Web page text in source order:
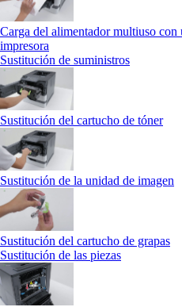
Carga del alimentador multiuso
impresora
Sustitución de suministros
Sustitución del cartucho de tóner
Sustitución de la unidad de imagen
Sustitución del cartucho de grapas
Sustitución de las piezas